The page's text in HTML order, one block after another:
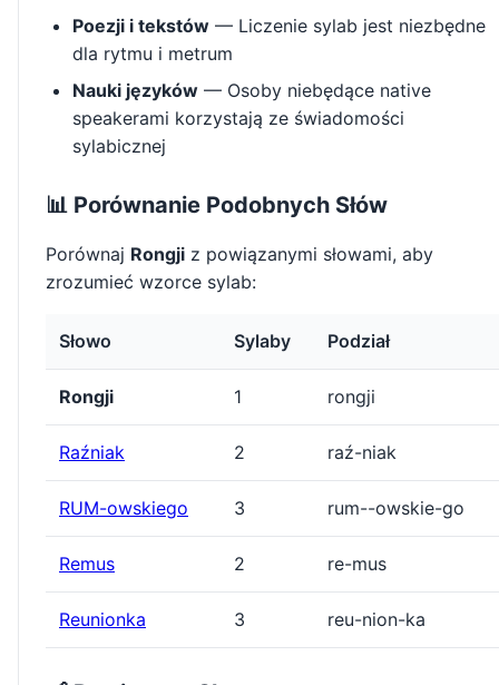
Poezji i tekstów — Liczenie sylab jest niezbędne
dla rytmu i metrum
Nauki języków — Osoby niebędące native
speakerami korzystają ze świadomości
sylabicznej
📊 Porównanie Podobnych Słów
Porównaj Rongji z powiązanymi słowami, aby
zrozumieć wzorce sylab:
Słowo Sylaby Podział
Rongji 1 rongji
Raźniak 2 raź-niak
RUM-owskiego 3 rum--owskie-go
Remus 2 re-mus
Reunionka 3 reu-nion-ka